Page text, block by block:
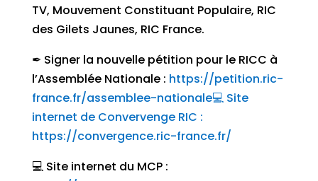
TV, Mouvement Constituant Populaire, RIC
des Gilets Jaunes, RIC France.
✒ Signer la nouvelle pétition pour le RICC à
l’Assemblée Nationale : https://petition.ric-
france.fr/assemblee-nationale💻 Site
internet de Convervenge RIC :
https://convergence.ric-france.fr/
💻 Site internet du MCP :